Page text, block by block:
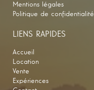
Mentions légales
Politique de confidentialité
LIENS RAPIDES
Accueil
Location
Vente
Expériences